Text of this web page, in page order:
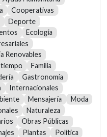
Cooperativas
Deporte
Ecología
Renovables
Familia
Gastronomía
Internacionales
Mensajería
Moda
Naturaleza
Obras Públicas
Plantas
Política